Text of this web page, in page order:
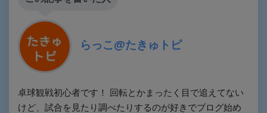
らっこ@たきゅトピ
卓球観戦初心者です！ 回転とかまったく目で追えてない
けど、試合を見たり調べたりするのが好きでブログ始め